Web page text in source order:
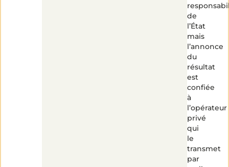
de
l’État
mais
l’annonce
du
résultat
est
confiée
à
l’opérateur
privé
qui
le
transmet
par